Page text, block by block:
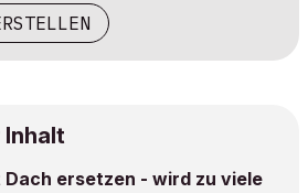
Inhalt
ersetzen - wird zu viele